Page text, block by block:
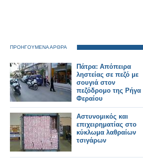
ΠΡΟΗΓΟΥΜΕΝΑ ΑΡΘΡΑ
Πάτρα: Απόπειρα
ληστείας σε πεζό με
σουγιά στον
πεζόδρομο της Ρήγα
Φεραίου
Αστυνομικός και
επιχειρηματίας στο
κύκλωμα λαθραίων
τσιγάρων